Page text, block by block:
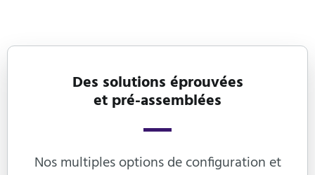
Des solutions éprouvées
et pré-assemblées
Nos multiples options de configuration et